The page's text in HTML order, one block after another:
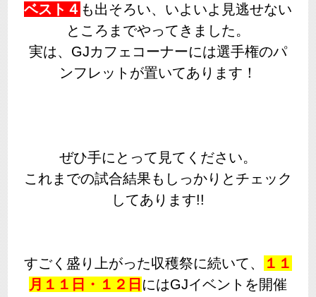
ベスト４ も出そろい、いよいよ見逃せない
ところまでやってきました。
実は、GJカフェコーナーには選手権のパ
ンフレットが置いてあります！
ぜひ手にとって見てください。
これまでの試合結果もしっかりとチェック
してあります!!
すごく盛り上がった収穫祭に続いて、
１１
月１１日・１２日 にはGJイベントを開催